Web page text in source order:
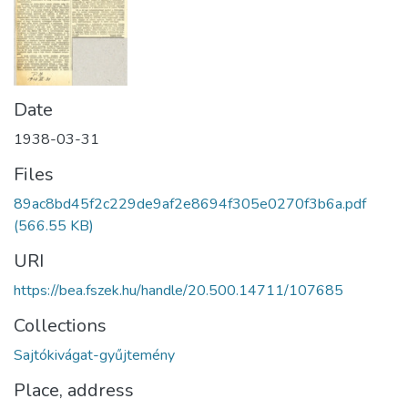
Date
1938-03-31
Files
89ac8bd45f2c229de9af2e8694f305e0270f3b6a.pdf
(566.55 KB)
URI
https://bea.fszek.hu/handle/20.500.14711/107685
Collections
Sajtókivágat-gyűjtemény
Place, address